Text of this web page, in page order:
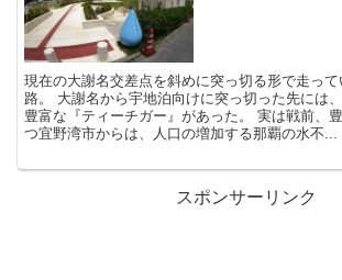
現在の大謝名交差点を斜めに突っ切る形で走っ
路。 大謝名から宇地泊向けに突っ切った先には
豊富な『ティーチガー』があった。 実は戦前、
つ宜野湾市からは、人口の増加する那覇の水不...
スポンサーリンク